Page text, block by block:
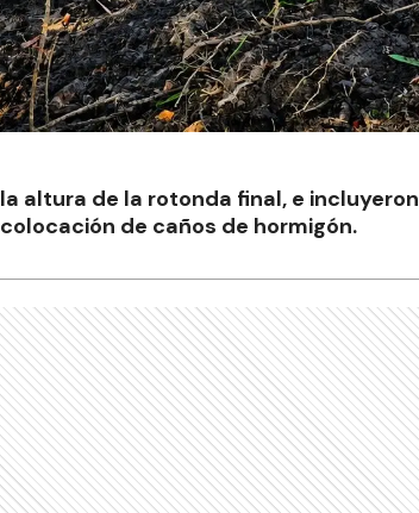
altura de la rotonda final, e incluyeron
de caños de hormigón.